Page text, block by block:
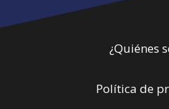
¿Quiénes
Política de